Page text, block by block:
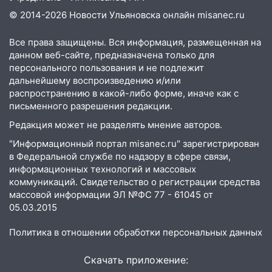
19:33 Коровы-рекордсменки: в
Ульяновской области выросли надои
18:20 В Ульяновской области до конца
года благоустроят 20 родников
17:27 В Ульяновской области 114 детей-
сирот получили жильё с начала года
16:43
Дорожный сезон перевалил за
экватор: в Ульяновской области
обновили половину региональных трасс
16:31 В Ульяновской области
капитально отремонтируют 101
многоквартирный дом
области на 5 августа
В Сурском районе сёла оказались
© 2014-2026 Новости Ульяновска онлайн misanec.ru
Все права защищены. Вся информация, размещенная на
данном веб-сайте, предназначена только для
персонального пользования и не подлежит
дальнейшему воспроизведению и/или
распространению в какой-либо форме, иначе как с
письменного разрешения редакции.
Редакция может не разделять мнение авторов.
"Информационный портал misanec.ru" зарегистрирован
в Федеральной службе по надзору в сфере связи,
информационных технологий и массовых
коммуникаций. Свидетельство о регистрации средства
массовой информации ЭЛ №ФС 77 - 61045 от
05.03.2015
Политика в отношении обработки персональных данных
Скачать приложение: